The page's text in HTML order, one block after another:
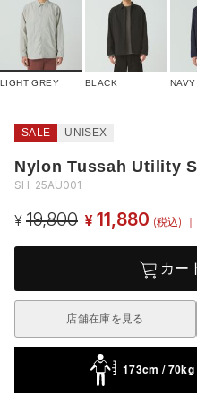
LIGHT GREY BLACK NAVY
SALE UNISEX
Nylon Tussah Utility
SH-25AU001
¥ 19,800 ¥ 11,880 (税込)
カー
店舗在庫を見る
173cm / 70kg